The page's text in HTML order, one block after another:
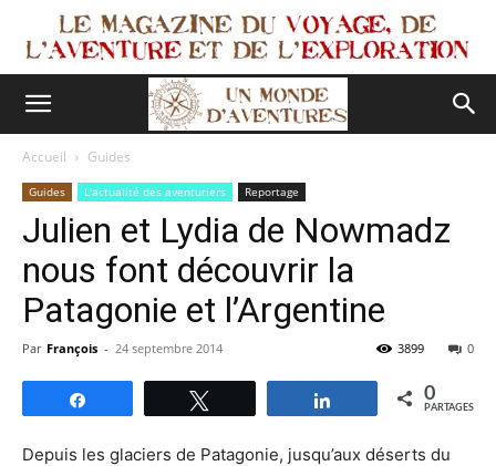
Accueil Guides
Guides L'actualité des aventuriers Reportage
Julien et Lydia de Nowmadz
nous font découvrir la
Patagonie et l’Argentine
Par François - 24 septembre 2014 0
3899
Partagez 0
PARTAGES
Depuis les glaciers de Patagonie, jusqu’aux déserts du